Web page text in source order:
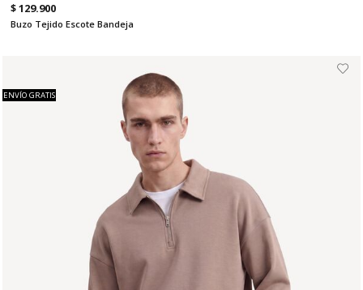
$ 129.900
Buzo Tejido Escote Bandeja
ENVÍO GRATIS